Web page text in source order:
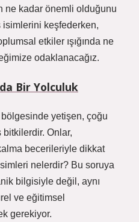
ne kadar önemli olduğunu
isimlerini keşfederken,
etkiler ışığında ne
odaklanacağız.
Bir Yolculuk
yetişen, çoğu
bitkilerdir. Onlar,
becerileriyle dikkat
nelerdir? Bu soruya
bilgisiyle değil, aynı
ve eğitimsel
gerekiyor.